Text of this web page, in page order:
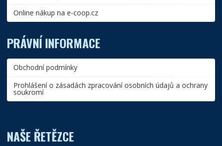
Online nákup na e-coop.cz
PRÁVNÍ INFORMACE
Obchodní podmínky
Prohlášení o zásadách zpracování osobních údajů a ochrany
soukromí
NAŠE ŘETĚZCE